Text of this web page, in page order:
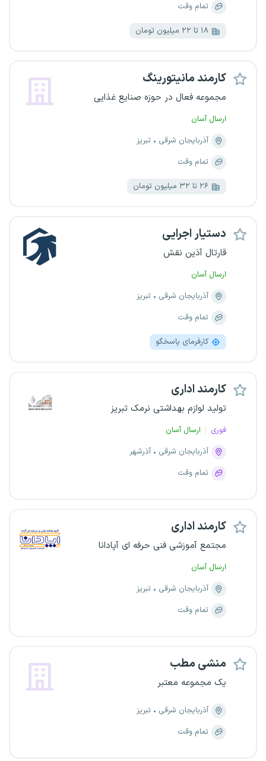
تمام وقت
۱۸ تا ۲۲ میلیون تومان
کارمند مانیتورینگ
مجموعه فعال در حوزه صنایع غذایی
ارسال آسان
آذربایجان شرقی
تبریز
تمام وقت
۲۶ تا ۳۲ میلیون تومان
دستیار اجرایی
قارتال آذین نقش
ارسال آسان
آذربایجان شرقی
تبریز
تمام وقت
کارفرمای پاسخگو
کارمند اداری
تولید لوازم بهداشتی نرمک تبریز
فوری
ارسال آسان
آذربایجان شرقی
آذرشهر
تمام وقت
کارمند اداری
مجتمع آموزشی فنی حرفه ای آپادانا
ارسال آسان
آذربایجان شرقی
تبریز
تمام وقت
منشی مطب
یک مجموعه معتبر
آذربایجان شرقی
تبریز
تمام وقت